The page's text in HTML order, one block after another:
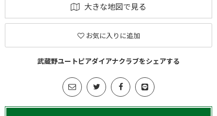
大きな地図で見る
お気に入りに追加
武蔵野ユートピアダイアナクラブをシェアする